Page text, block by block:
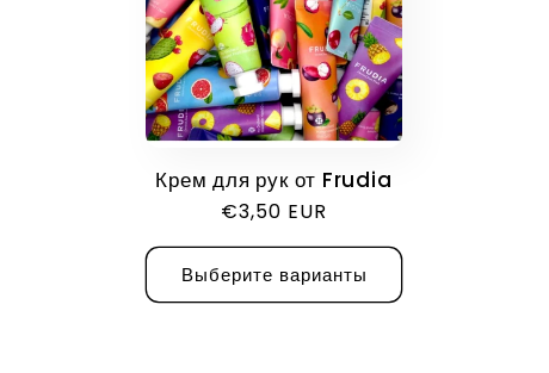
е
к
ц
и
я
Крем для рук от Frudia
Обычная
цена
€3,50 EUR
Выберите варианты